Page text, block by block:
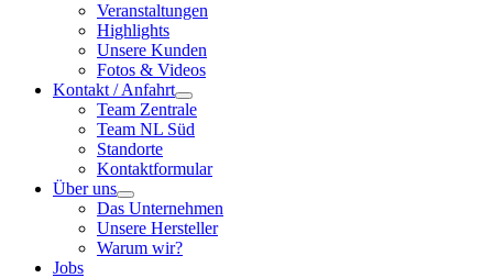
Veranstaltungen
Highlights
Unsere Kunden
Fotos & Videos
Kontakt / Anfahrt
Team Zentrale
Team NL Süd
Standorte
Kontaktformular
Über uns
Das Unternehmen
Unsere Hersteller
Warum wir?
Jobs